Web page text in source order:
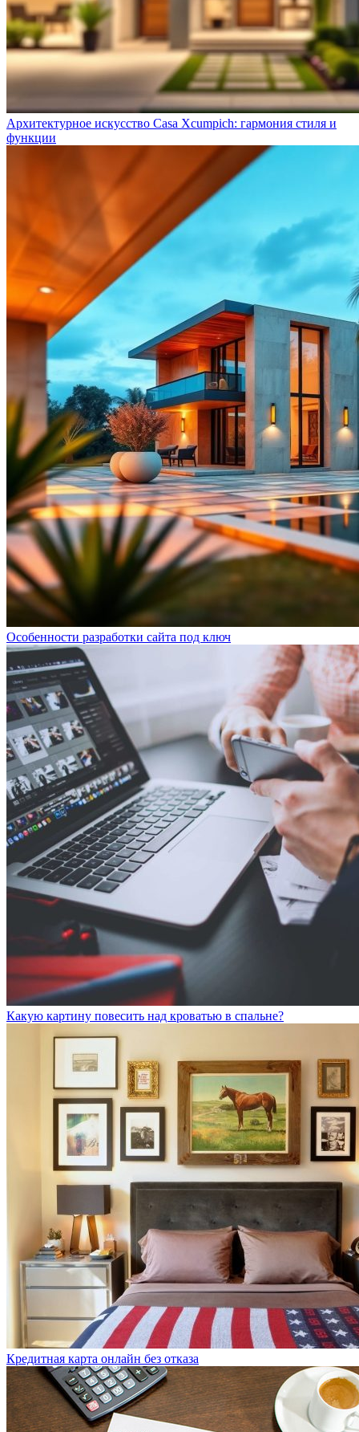
Архитектурное искусство Casa Xcumpich: гармония стиля и
функции
Особенности разработки сайта под ключ
Какую картину повесить над кроватью в спальне?
Кредитная карта онлайн без отказа